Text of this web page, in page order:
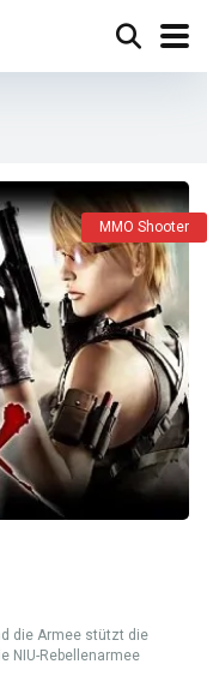
MMO Shooter
die Armee stützt die
NIU-Rebellenarmee